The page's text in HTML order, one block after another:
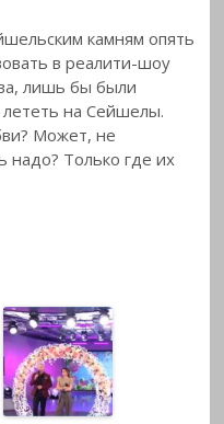
камням опять
в реалити-шоу
лишь бы были
на Сейшелы.
Может, не
надо? Только где их